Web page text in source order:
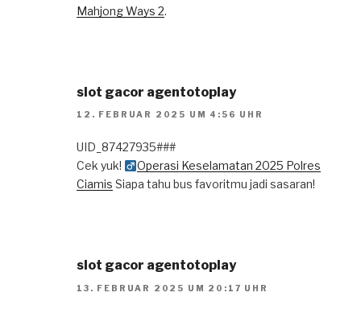
Mahjong Ways 2.
slot gacor agentotoplay
12. FEBRUAR 2025 UM 4:56 UHR
UID_87427935###
Cek yuk! ‍
Operasi Keselamatan 2025 Polres
Ciamis Siapa tahu bus favoritmu jadi sasaran!
slot gacor agentotoplay
13. FEBRUAR 2025 UM 20:17 UHR